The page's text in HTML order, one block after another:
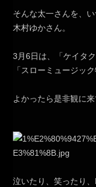
そんな太一さんを、
木村ゆかさん。
3月6日は、「ケイタ
「スローミュージッ
よかったら是非観に
泣いたり、笑ったり